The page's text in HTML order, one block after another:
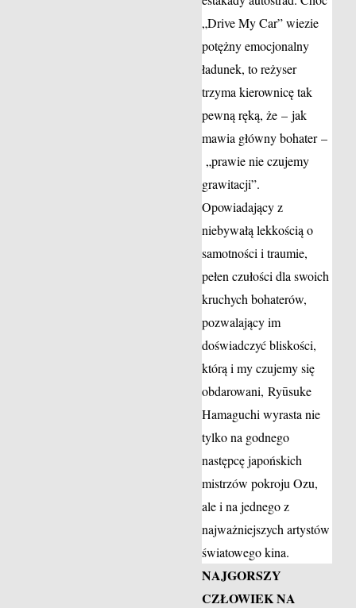
„Drive My Car” wiezie
potężny emocjonalny
ładunek, to reżyser
trzyma kierownicę tak
pewną ręką, że – jak
mawia główny bohater –
„prawie nie czujemy
grawitacji”.
Opowiadający z
niebywałą lekkością o
samotności i traumie,
pełen czułości dla swoich
kruchych bohaterów,
pozwalający im
doświadczyć bliskości,
którą i my czujemy się
obdarowani, Ryūsuke
Hamaguchi wyrasta nie
tylko na godnego
następcę japońskich
mistrzów pokroju Ozu,
ale i na jednego z
najważniejszych artystów
światowego kina.
NAJGORSZY
CZŁOWIEK NA